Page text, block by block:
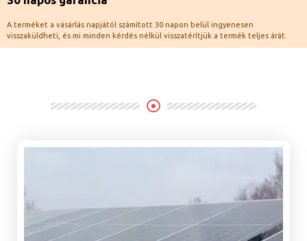
A terméket a vásárlás napjától számított 30 napon belül ingyenesen
visszaküldheti, és mi minden kérdés nélkül visszatérítjük a termék teljes árát.